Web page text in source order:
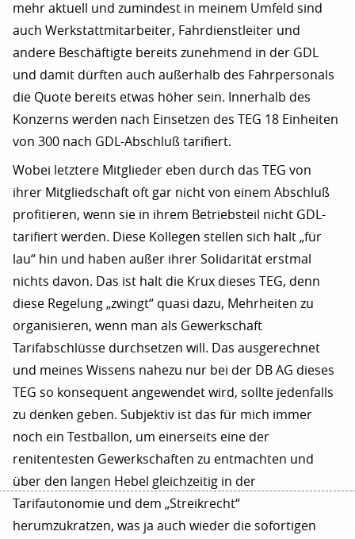
mehr aktuell und zumindest in meinem Umfeld sind
auch Werkstattmitarbeiter, Fahrdienstleiter und
andere Beschäftigte bereits zunehmend in der GDL
und damit dürften auch außerhalb des Fahrpersonals
die Quote bereits etwas höher sein. Innerhalb des
Konzerns werden nach Einsetzen des TEG 18 Einheiten
von 300 nach GDL-Abschluß tarifiert.
Wobei letztere Mitglieder eben durch das TEG von
ihrer Mitgliedschaft oft gar nicht von einem Abschluß
profitieren, wenn sie in ihrem Betriebsteil nicht GDL-
tarifiert werden. Diese Kollegen stellen sich halt „für
lau“ hin und haben außer ihrer Solidarität erstmal
nichts davon. Das ist halt die Krux dieses TEG, denn
diese Regelung „zwingt“ quasi dazu, Mehrheiten zu
organisieren, wenn man als Gewerkschaft
Tarifabschlüsse durchsetzen will. Das ausgerechnet
und meines Wissens nahezu nur bei der DB AG dieses
TEG so konsequent angewendet wird, sollte jedenfalls
zu denken geben. Subjektiv ist das für mich immer
noch ein Testballon, um einerseits eine der
renitentesten Gewerkschaften zu entmachten und
über den langen Hebel gleichzeitig in der
Tarifautonomie und dem „Streikrecht“
herumzukratzen, was ja auch wieder die sofortigen